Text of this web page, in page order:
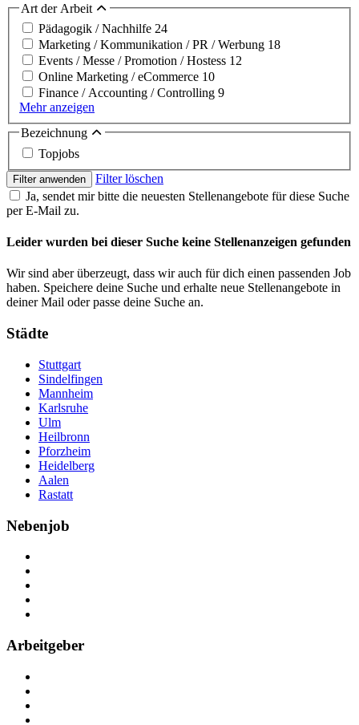
Art der Arbeit
Pädagogik / Nachhilfe 24
Marketing / Kommunikation / PR / Werbung 18
Events / Messe / Promotion / Hostess 12
Online Marketing / eCommerce 10
Finance / Accounting / Controlling 9
Mehr anzeigen
Bezeichnung
Topjobs
Filter anwenden
Filter löschen
Ja, sendet mir bitte die neuesten Stellenangebote für diese Suche
per E-Mail zu.
Leider wurden bei dieser Suche keine Stellenanzeigen gefunden
Wir sind aber überzeugt, dass wir auch für dich einen passenden Job
haben. Speichere deine Suche und erhalte neue Stellenangebote in
deiner Mail oder passe deine Suche an.
Städte
Stuttgart
Sindelfingen
Mannheim
Karlsruhe
Ulm
Heilbronn
Pforzheim
Heidelberg
Aalen
Rastatt
Nebenjob
Arbeitgeber